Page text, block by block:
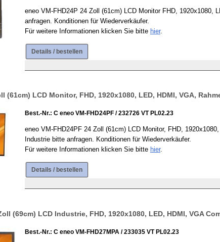
eneo VM-FHD24P 24 Zoll (61cm) LCD Monitor FHD,
anfragen. Konditionen für Wiederverkäufer.
Für weitere Informationen klicken Sie bitte hier.
Details / bestellen
(61cm) LCD Monitor, FHD, 1920x1080, LED, HDMI, VGA,
Best.-Nr.: C eneo VM-FHD24PF / 232726 VT PL02.23
eneo VM-FHD24PF 24 Zoll (61cm) LCD Monitor, FHD,
Industrie bitte anfragen. Konditionen für Wiederverkäufer.
Für weitere Informationen klicken Sie bitte hier.
Details / bestellen
(69cm) LCD Industrie, FHD, 1920x1080, LED, HDMI, VGA
Best.-Nr.: C eneo VM-FHD27MPA / 233035 VT PL02.23